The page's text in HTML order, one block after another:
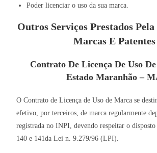
Poder licenciar o uso da sua marca.
Outros Serviços Prestados
Marcas E Patentes
Contrato De Licença De Uso
Estado Maranhão –
O Contrato de Licença de Uso de Marca se
efetivo, por terceiros, de marca regularmente
registrada no INPI, devendo respeitar o
140 e 141da Lei n. 9.279/96 (LPI).